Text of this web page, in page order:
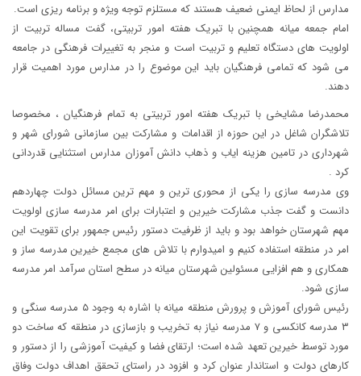
مدارس از لحاظ ایمنی ضعیف هستند که مستلزم توجه ویژه و برنامه ریزی است.
امام جمعه میانه همچنین با تبریک هفته امور تربیتی، گفت مساله تربیت از
اولویت های دستگاه تعلیم و تربیت است و منجر به تغییرات فرهنگی در جامعه
می شود که تمامی فرهنگیان باید این موضوع را در مدارس مورد اهمیت قرار
دهند.
محمدرضا مشایخی با تبریک هفته امور تربیتی به تمام فرهنگیان ، مخصوصا
تلاشگران شاغل در این حوزه از اقدامات و مشارکت بین سازمانی شورای شهر و
شهرداری در تامین هزینه ایاب و ذهاب دانش آموزان مدارس استثنایی قدردانی
کرد .
وی مدرسه سازی را یکی از محوری ترین و مهم ترین مسائل دولت چهاردهم
دانست و گفت جذب مشارکت خیرین و اعتبارات برای امر مدرسه سازی اولویت
مهم شهرستان خواهد بود و باید از ظرفیت دستور رئیس جمهور برای تقویت این
امر در منطقه استفاده کنیم و امیدوارم با تلاش های مجمع خیرین مدرسه ساز و
همکاری و هم افزایی مسئولین شهرستان میانه در سطح استان سرآمد امر مدرسه
سازی شود.
رئیس شورای آموزش و پرورش منطقه میانه با اشاره به وجود ۵ مدرسه سنگی و
۳ مدرسه کانکسی و ۷ مدرسه نیاز به تخریب و بازسازی در منطقه که ساخت دو
مورد توسط خیرین تعهد شده است؛ ارتقای فضا و کیفیت آموزشی را از دستور و
کارهای دولت و استاندار عنوان کرد و افزود در راستای تحقق اهداف دولت وفاق